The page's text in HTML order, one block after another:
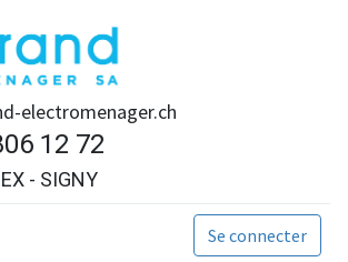
electromenager.ch
12 72
- SIGNY
Se connecter